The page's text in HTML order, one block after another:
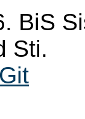
BiS
Sti.